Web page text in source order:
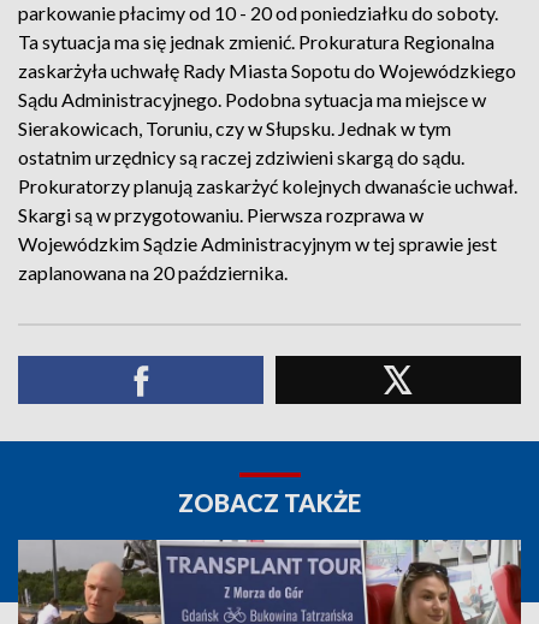
parkowanie płacimy od 10 - 20 od poniedziałku do soboty.
Ta sytuacja ma się jednak zmienić. Prokuratura Regionalna
zaskarżyła uchwałę Rady Miasta Sopotu do Wojewódzkiego
Sądu Administracyjnego. Podobna sytuacja ma miejsce w
Sierakowicach, Toruniu, czy w Słupsku. Jednak w tym
ostatnim urzędnicy są raczej zdziwieni skargą do sądu.
Prokuratorzy planują zaskarżyć kolejnych dwanaście uchwał.
Skargi są w przygotowaniu. Pierwsza rozprawa w
Wojewódzkim Sądzie Administracyjnym w tej sprawie jest
zaplanowana na 20 października.
ZOBACZ TAKŻE